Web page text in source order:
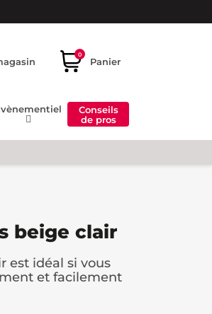
0
Panier
Conseils
de pros
beige clair
est idéal si vous
et facilement